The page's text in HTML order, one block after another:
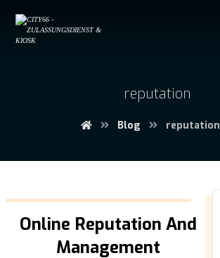
reputation
Blog reputation
Online Reputation And
Management